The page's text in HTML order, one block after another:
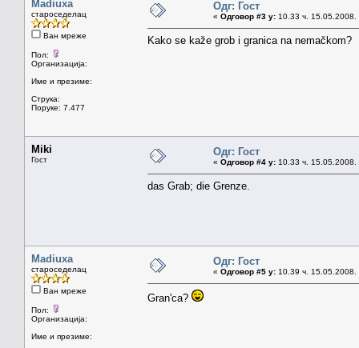
Madiuxa
староседелац
Ван мреже
Пол:
Организација:
Име и презиме:
Струка:
Поруке: 7.477
Одг: Гост
« Одговор #3 у: 10.33 ч. 15.05.2008.
Kako se kaže grob i granica na nemačkom?
Miki
Гост
Одг: Гост
« Одговор #4 у: 10.33 ч. 15.05.2008.
das Grab; die Grenze.
Madiuxa
староседелац
Ван мреже
Пол:
Организација:
Име и презиме:
Одг: Гост
« Одговор #5 у: 10.39 ч. 15.05.2008.
Gran'ca?